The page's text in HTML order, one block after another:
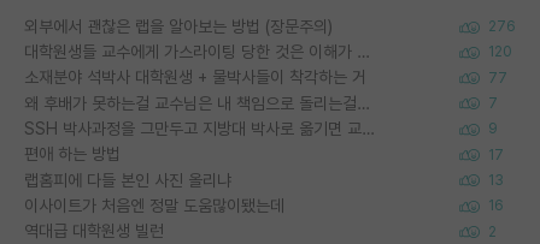
외부에서 괜찮은 랩을 알아보는 방법 (장문주의) 276
대학원생들 교수에게 가스라이팅 당한 것은 이해가 갑니다. 안타깝네요. 120
소재분야 석박사 대학원생 + 물박사들이 착각하는 거 77
왜 후배가 못하는걸 교수님은 내 책임으로 돌리는걸까요? 7
SSH 박사과정을 그만두고 지방대 박사로 옮기면 교수의 꿈은 끝일까요? 9
편애 하는 방법 17
랩홈피에 다들 본인 사진 올리냐 13
이사이트가 처음엔 정말 도움많이됐는데 16
역대급 대학원생 빌런 2